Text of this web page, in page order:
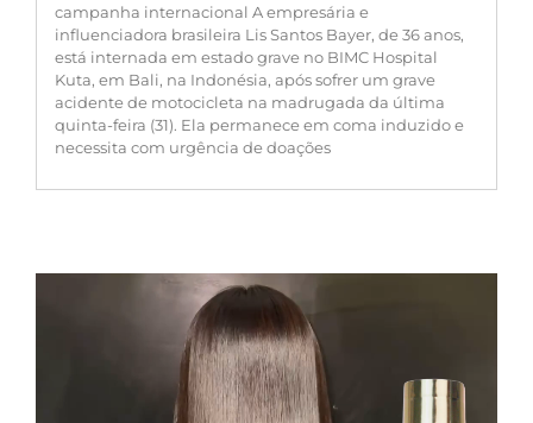
campanha internacional A empresária e
influenciadora brasileira Lis Santos Bayer, de 36 anos,
está internada em estado grave no BIMC Hospital
Kuta, em Bali, na Indonésia, após sofrer um grave
acidente de motocicleta na madrugada da última
quinta-feira (31). Ela permanece em coma induzido e
necessita com urgência de doações